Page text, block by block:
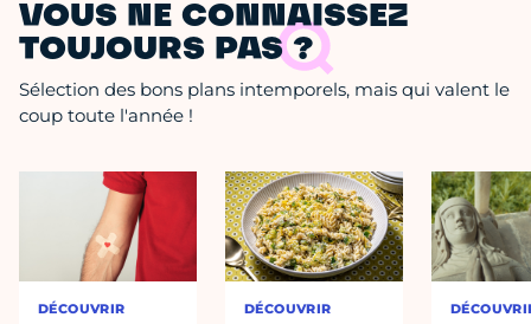
VOUS NE CONNAISSEZ
TOUJOURS PAS ?
Sélection des bons plans intemporels, mais qui valent le
coup toute l'année !
DÉCOUVRIR DÉCOUVRIR